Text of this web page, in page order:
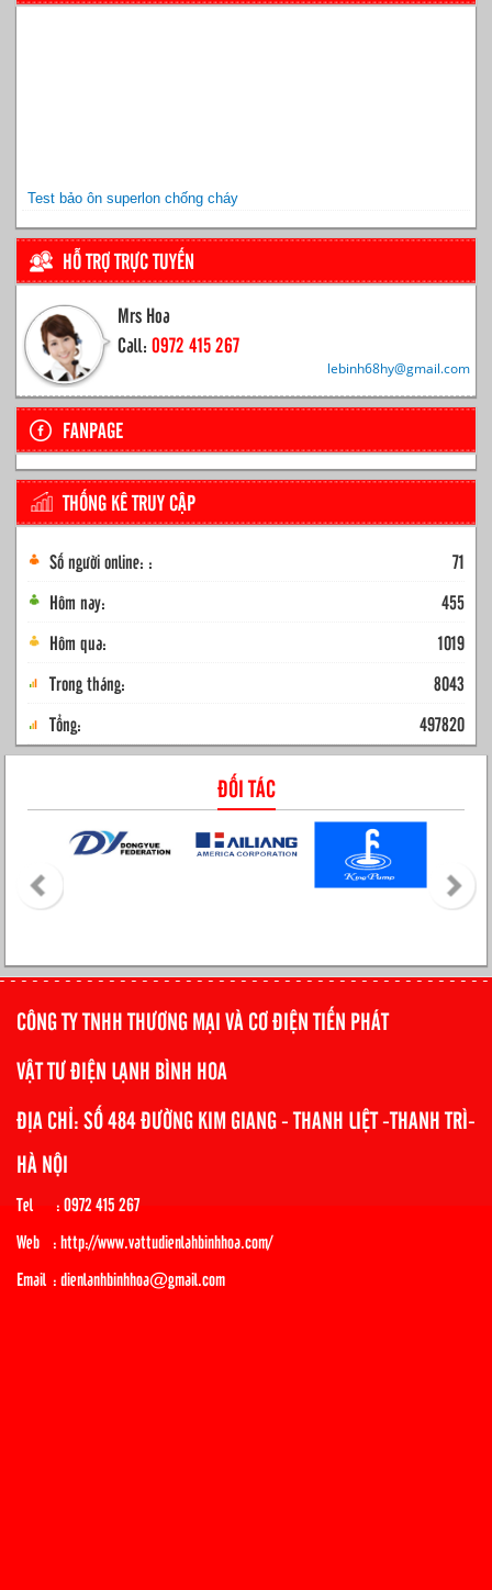
Test bảo ôn superlon chống cháy
HỖ TRỢ TRỰC TUYẾN
Mrs Hoa
Call: 0972 415 267
lebinh68hy@gmail.com
FANPAGE
THỐNG KÊ TRUY CẬP
Số người online: :
71
Hôm nay:
455
Hôm qua:
1019
Trong tháng:
8043
Tổng:
497820
ĐỐI TÁC
CÔNG TY TNHH THƯƠNG MẠI VÀ CƠ ĐIỆN TIẾN PHÁT
VẬT TƯ ĐIỆN LẠNH BÌNH HOA
ĐỊA CHỈ: SỐ 484 ĐƯỜNG KIM GIANG - THANH LIỆT -THANH TRÌ-
HÀ NỘI
Tel : 0972 415 267
Web : http://www.vattudienlahbinhhoa.com/
Email : dienlanhbinhhoa@gmail.com